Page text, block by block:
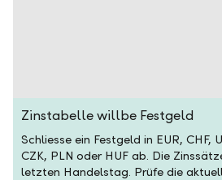
Zinstabelle willbe Festgeld
Schliesse ein Festgeld in EUR, CHF,
CZK, PLN oder HUF ab. Die
letzten Handelstag. Prüfe die